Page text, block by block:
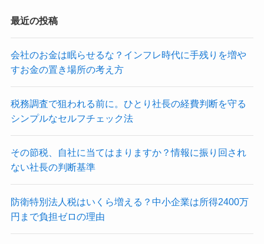
最近の投稿
会社のお金は眠らせるな？インフレ時代に手残りを増や
すお金の置き場所の考え方
税務調査で狙われる前に。ひとり社長の経費判断を守る
シンプルなセルフチェック法
その節税、自社に当てはまりますか？情報に振り回され
ない社長の判断基準
防衛特別法人税はいくら増える？中小企業は所得2400万
円まで負担ゼロの理由